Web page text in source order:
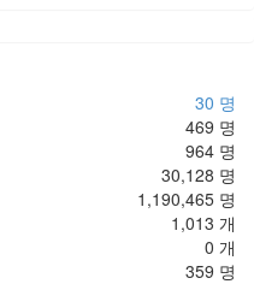
30 명
469 명
964 명
30,128 명
1,190,465 명
1,013 개
0 개
359 명